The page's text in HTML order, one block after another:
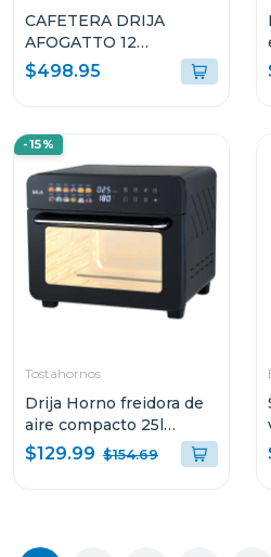
CAFETERA DRIJA
AFOGATTO 12
ESPRESSO Y
CAPUCCINO CON
INTEGRADO
$498.95
-15%
Tostahornos
Drija Horno freidora de
aire compacto 25l
bruschetta
$129.99 $154.69